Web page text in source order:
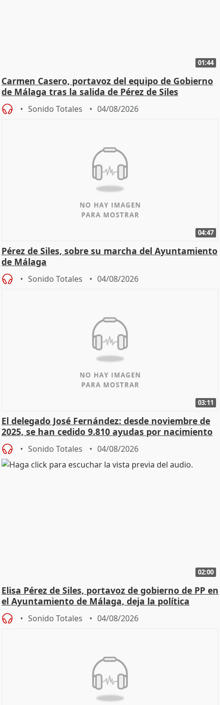
01:44
Carmen Casero, portavoz del equipo de Gobierno
de Málaga tras la salida de Pérez de Siles
Sonido Totales 04/08/2026
04:47
Pérez de Siles, sobre su marcha del Ayuntamiento
de Málaga
Sonido Totales 04/08/2026
03:11
El delegado José Fernández: desde noviembre de
2025, se han cedido 9.810 ayudas por nacimiento
Sonido Totales 04/08/2026
02:00
Elisa Pérez de Siles, portavoz de gobierno de PP en
el Ayuntamiento de Málaga, deja la política
Sonido Totales 04/08/2026